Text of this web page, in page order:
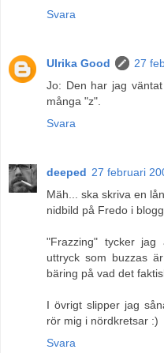
Svara
Ulrika Good
27
Jo: Den har jag
många "z".
Svara
deeped 27 februari
Mäh... ska skriva en
nidbild på Fredo i
"Frazzing" tycker
uttryck som buzzas
bäring på vad det
I övrigt slipper jag
rör mig i nördkretsar :)
Svara